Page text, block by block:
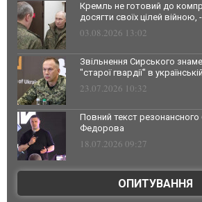
Кремль не готовий до
досягти своїх цілей
03.08.2026 13:02
Звільнення Сирського
"старої гвардії" в
23.07.2026 10:32
Повний текст резонансного
Федорова
18.07.2026 09:27
ОПИТУВАННЯ